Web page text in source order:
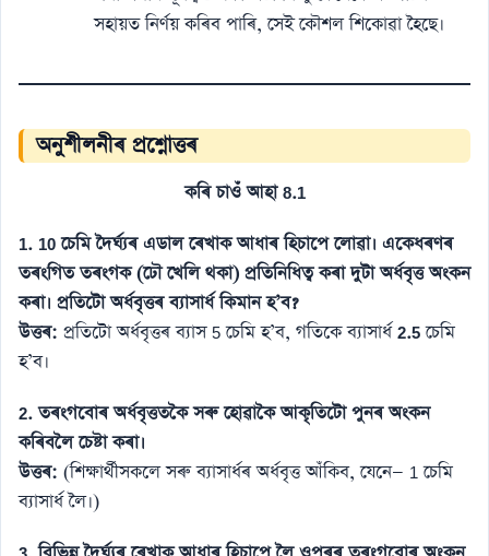
সহায়ত নিৰ্ণয় কৰিব পাৰি, সেই কৌশল শিকোৱা হৈছে।
অনুশীলনীৰ প্ৰশ্নোত্তৰ
কৰি চাওঁ আহা 8.1
1. 10 চেমি দৈৰ্ঘ্যৰ এডাল ৰেখাক আধাৰ হিচাপে লোৱা। একেধৰণৰ
তৰংগিত তৰংগক (ঢৌ খেলি থকা) প্ৰতিনিধিত্ব কৰা দুটা অৰ্ধবৃত্ত অংকন
কৰা। প্ৰতিটো অৰ্ধবৃত্তৰ ব্যাসাৰ্ধ কিমান হ’ব?
উত্তৰ: প্ৰতিটো অৰ্ধবৃত্তৰ ব্যাস 5 চেমি হ’ব, গতিকে ব্যাসাৰ্ধ2.5চেমি
হ’ব।
2. তৰংগবোৰ অৰ্ধবৃত্ততকৈ সৰু হোৱাকৈ আকৃতিটো পুনৰ অংকন
কৰিবলৈ চেষ্টা কৰা।
উত্তৰ: (শিক্ষাৰ্থীসকলে সৰু ব্যাসাৰ্ধৰ অৰ্ধবৃত্ত আঁকিব, যেনে— 1 চেমি
ব্যাসাৰ্ধ লৈ।)